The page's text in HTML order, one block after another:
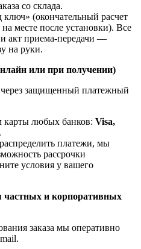
со склада.
(окончательный расчет
месте после установки). Все
акт приема-передачи —
на руки.
или при получении)
через защищенный платежный
любых банков: Visa,
.
платежи, мы
рассрочки
условия у вашего
частных и корпоративных
заказа мы оперативно